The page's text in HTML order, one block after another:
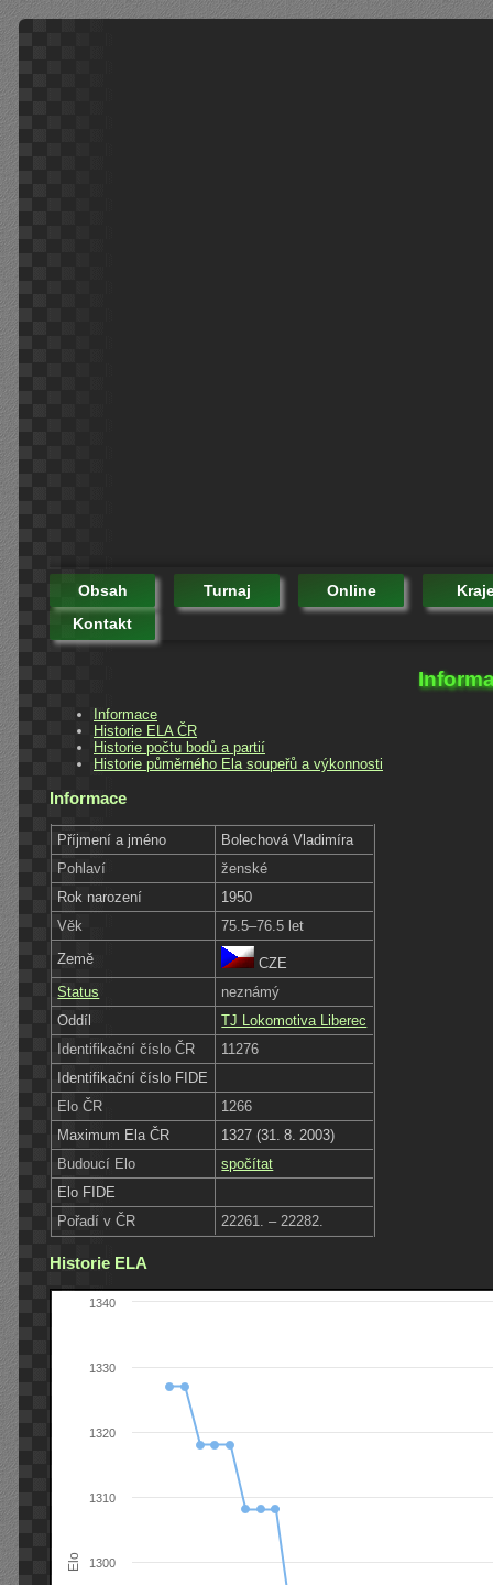
Obsah Turnaj Online
Kontakt
Informace
Historie ELA ČR
Historie počtu bodů a partií
Historie půměrného Ela soupeřů a výkonnosti
Informace
Příjmení a jméno
Bolechová Vladimíra
Pohlaví
ženské
Rok narození
1950
Věk
75.5–76.5 let
Země
CZE
Status
neznámý
Oddíl
TJ Lokomotiva Liberec
Identifikační číslo ČR
11276
Identifikační číslo FIDE
Elo ČR
1266
Maximum Ela ČR
1327 (31. 8. 2003)
Budoucí Elo
spočítat
Elo FIDE
Pořadí v ČR
22261. – 22282.
Historie ELA
Elo 1300
1310
1320
1330
1340